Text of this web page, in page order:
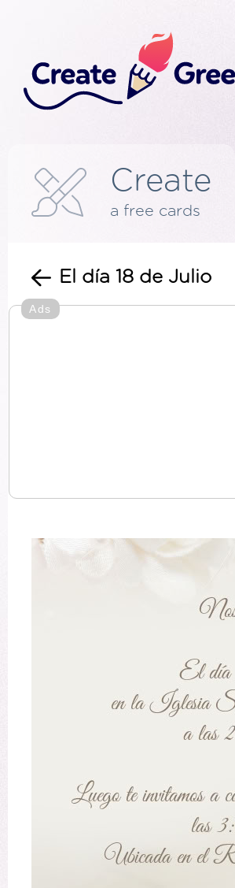
Create
a free cards
El día 18 de Julio
Ads